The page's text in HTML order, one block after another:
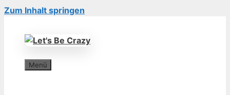
Zum Inhalt springen
Menü